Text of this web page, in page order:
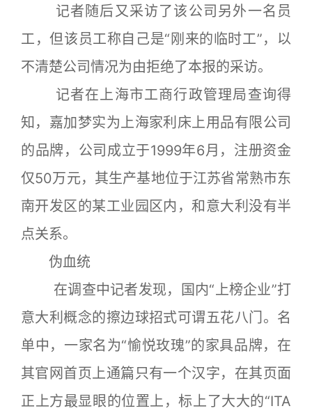
记者随后又采访了该公司另外一名员
工，但该员工称自己是“刚来的临时工”，以
不清楚公司情况为由拒绝了本报的采访。
记者在上海市工商行政管理局查询得
知，嘉加梦实为上海家利床上用品有限公司
的品牌，公司成立于1999年6月，注册资金
仅50万元，其生产基地位于江苏省常熟市东
南开发区的某工业园区内，和意大利没有半
点关系。
伪血统
在调查中记者发现，国内“上榜企业”打
意大利概念的擦边球招式可谓五花八门。名
单中，一家名为“愉悦玫瑰”的家具品牌，在
其官网首页上通篇只有一个汉字，在其页面
正上方最显眼的位置上，标上了大大的“ITA